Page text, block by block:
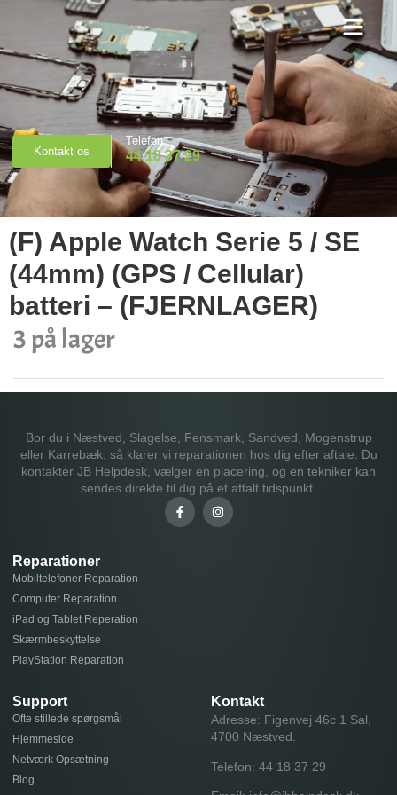
Kontakt os
Telefon
44 18 37 29
(F) Apple Watch Serie 5 / SE
(44mm) (GPS / Cellular)
batteri – (FJERNLAGER)
3 på lager
Bor du i Næstved, Slagelse, Fensmark, Sandved, Mogenstrup
eller Karrebæk, så klarer vi reparationen hos dig efter aftale. Du
kontakter JB Helpdesk, vælger en placering, og en tekniker kan
sendes direkte til dig på et aftalt tidspunkt.
Reparationer
Mobiltelefoner Reparation
Computer Reparation
iPad og Tablet Reperation
Skærmbeskyttelse
PlayStation Reparation
Support
Ofte stillede spørgsmål
Hjemmeside
Netværk Opsætning
Blog
Kontakt
Adresse: Figenvej 46c 1 Sal,
4700 Næstved.
Telefon: 44 18 37 29